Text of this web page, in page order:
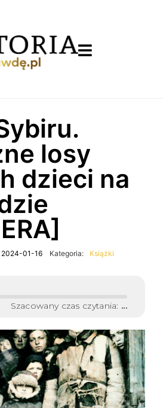
losy
dzieci na
2024-01-16 Kategoria: Książki
Szacowany czas czytania: ...